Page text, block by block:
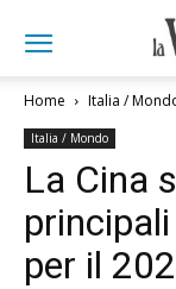
Home Italia /
Italia / Mondo
La Cina
per il